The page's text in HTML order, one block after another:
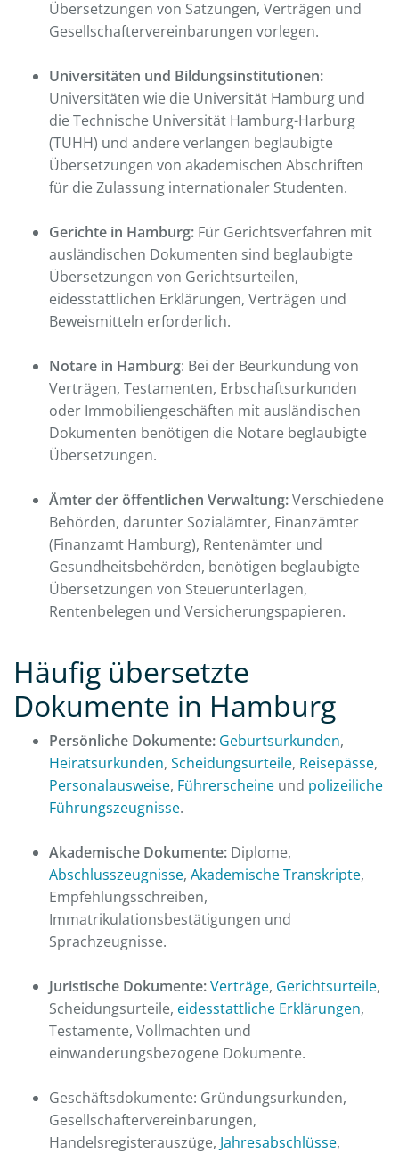
Übersetzungen von Satzungen, Verträgen und
Gesellschaftervereinbarungen vorlegen.
Universitäten und Bildungsinstitutionen:
Universitäten wie die Universität Hamburg und
die Technische Universität Hamburg-Harburg
(TUHH) und andere verlangen beglaubigte
Übersetzungen von akademischen Abschriften
für die Zulassung internationaler Studenten.
Gerichte in Hamburg: Für Gerichtsverfahren mit
ausländischen Dokumenten sind beglaubigte
Übersetzungen von Gerichtsurteilen,
eidesstattlichen Erklärungen, Verträgen und
Beweismitteln erforderlich.
Notare in Hamburg: Bei der Beurkundung von
Verträgen, Testamenten, Erbschaftsurkunden
oder Immobiliengeschäften mit ausländischen
Dokumenten benötigen die Notare beglaubigte
Übersetzungen.
Ämter der öffentlichen Verwaltung:Verschiedene
Behörden, darunter Sozialämter, Finanzämter
(Finanzamt Hamburg), Rentenämter und
Gesundheitsbehörden, benötigen beglaubigte
Übersetzungen von Steuerunterlagen,
Rentenbelegen und Versicherungspapieren.
Häufig übersetzte
Dokumente in Hamburg
Persönliche Dokumente: Geburtsurkunden,
Heiratsurkunden, Scheidungsurteile, Reisepässe,
Personalausweise, Führerscheine und polizeiliche
Führungszeugnisse.
Akademische Dokumente: Diplome,
Abschlusszeugnisse, Akademische Transkripte,
Empfehlungsschreiben,
Immatrikulationsbestätigungen und
Sprachzeugnisse.
Juristische Dokumente:Verträge, Gerichtsurteile,
Scheidungsurteile, eidesstattliche Erklärungen,
Testamente, Vollmachten und
einwanderungsbezogene Dokumente.
Geschäftsdokumente: Gründungsurkunden,
Gesellschaftervereinbarungen,
Handelsregisterauszüge, Jahresabschlüsse,